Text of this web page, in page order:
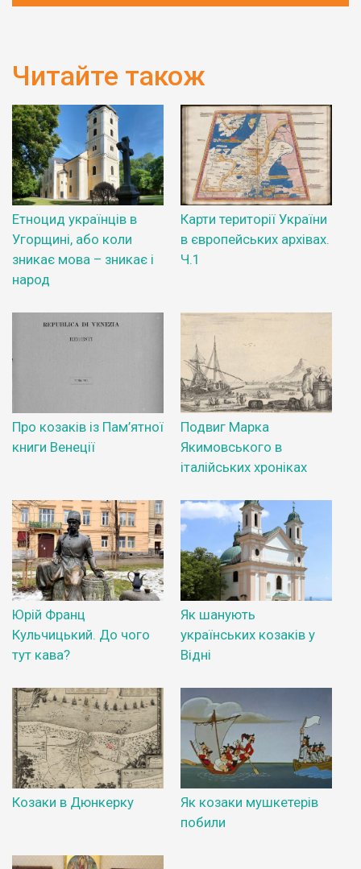
Читайте також
Етноцид українців в
Угорщині, або коли
зникає мова – зникає і
народ
Карти території України
в європейських архівах.
Ч.1
Про козаків із Пам’ятної
книги Венеції
Подвиг Марка
Якимовського в
італійських хроніках
Юрій Франц
Кульчицький. До чого
тут кава?
Як шанують
українських козаків у
Відні
Козаки в Дюнкерку
Як козаки мушкетерів
побили